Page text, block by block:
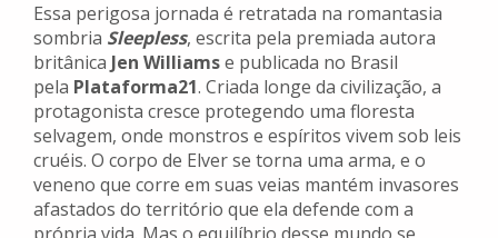
Essa perigosa jornada é retratada na romantasia
sombria Sleepless, escrita pela premiada autora
britânica Jen Williamse publicada no Brasil
pela Plataforma21. Criada longe da civilização, a
protagonista cresce protegendo uma floresta
selvagem, onde monstros e espíritos vivem sob leis
cruéis. O corpo de Elver se torna uma arma, e o
veneno que corre em suas veias mantém invasores
afastados do território que ela defende com a